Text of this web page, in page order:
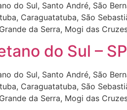
do Sul, Santo André, São
Caraguatatuba, São
da Serra, Mogi das
do Sul – SP
do Sul, Santo André, São
Caraguatatuba, São
da Serra, Mogi das